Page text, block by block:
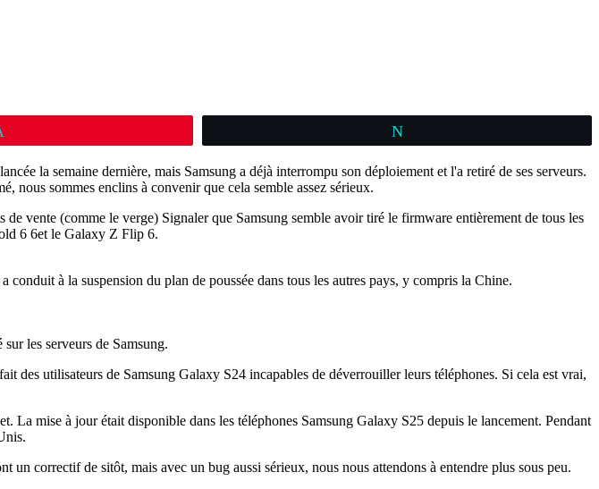
la semaine dernière, mais Samsung a déjà interrompu son déploiement et l'a retiré de ses serveurs.
nous sommes enclins à convenir que cela semble assez sérieux.
vente (comme le verge) Signaler que Samsung semble avoir tiré le firmware entièrement de tous les
6 6et le Galaxy Z Flip 6.
à la suspension du plan de poussée dans tous les autres pays, y compris la Chine.
les serveurs de Samsung.
utilisateurs de Samsung Galaxy S24 incapables de déverrouiller leurs téléphones. Si cela est vrai,
La mise à jour était disponible dans les téléphones Samsung Galaxy S25 depuis le lancement. Pendant
correctif de sitôt, mais avec un bug aussi sérieux, nous nous attendons à entendre plus sous peu.